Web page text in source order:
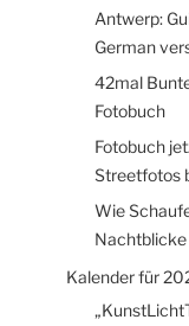
Antwerp:
German
42mal
Fotobuch
Fotobuch
Streetfotos
Wie
Nachtblicke
Kalender für